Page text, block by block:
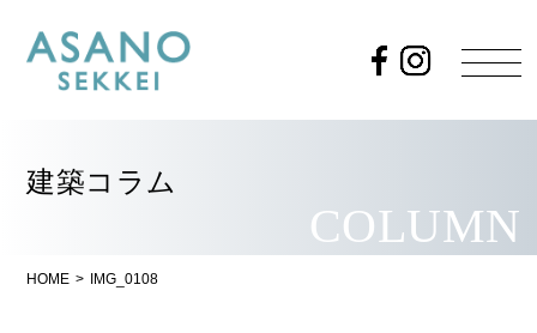
建築コラム
COLUMN
HOME > IMG_0108